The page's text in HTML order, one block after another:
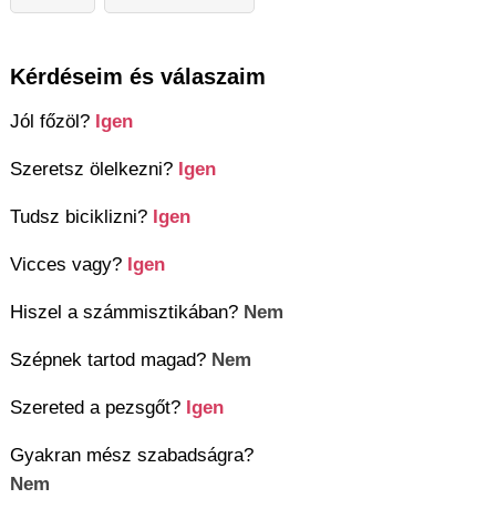
Kérdéseim és válaszaim
Jól főzöl? Igen
Szeretsz ölelkezni? Igen
Tudsz biciklizni? Igen
Vicces vagy? Igen
Hiszel a számmisztikában? Nem
Szépnek tartod magad? Nem
Szereted a pezsgőt? Igen
Gyakran mész szabadságra?
Nem